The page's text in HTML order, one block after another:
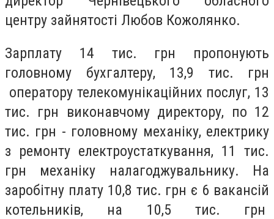
центру зайнятості Любов Кожолянко.
Зарплату 14 тис. грн пропонують
головному бухгалтеру, 13,9 тис. грн
оператору телекомунікаційних послуг, 13
тис. грн виконавчому директору, по 12
тис. грн - головному механіку, електрику
з ремонту електроустаткування, 11 тис.
грн механіку налагоджувальнику. На
заробітну плату 10,8 тис. грн є 6 вакансій
котельників, на 10,5 тис. грн